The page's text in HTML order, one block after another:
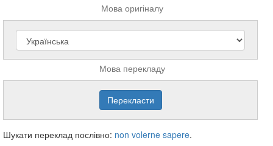
Мова оригіналу
Мова перекладу
Шукати переклад послівно: non volerne sapere.